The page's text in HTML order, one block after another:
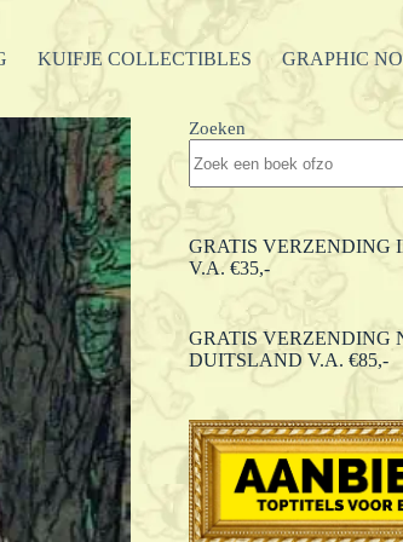
KUIFJE COLLECTIBLES GRAPHIC
Zoeken
GRATIS VERZENDING
V.A. €35,-
GRATIS VERZENDING
DUITSLAND V.A. €85,-